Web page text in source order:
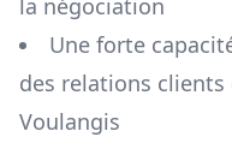
la négociation
Une forte
des relations
Voulangis